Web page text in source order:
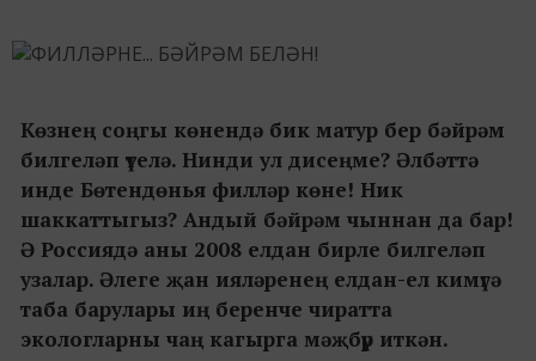
Көзнең соңгы көнендә бик матур бер бәйрәм
билгеләп үтелә. Нинди ул дисеңме? Әлбәттә
инде Бөтендөнья филләр көне! Ник
шаккаттыгыз? Андый бәйрәм чыннан да бар!
Ә Россиядә аны 2008 елдан бирле билгеләп
узалар. Әлеге җан ияләренең елдан-ел кимүгә
таба барулары иң беренче чиратта
экологларны чаң кагырга мәҗбүр иткән.